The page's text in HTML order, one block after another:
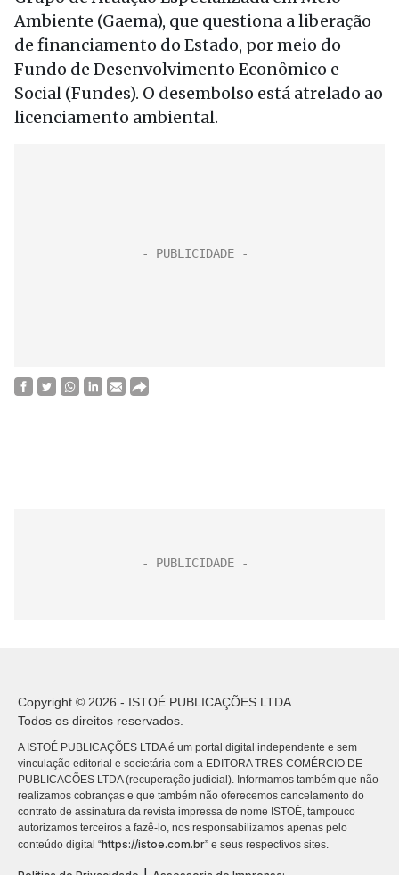
Ambiente (Gaema), que questiona a liberação
de financiamento do Estado, por meio do
Fundo de Desenvolvimento Econômico e
Social (Fundes). O desembolso está atrelado ao
licenciamento ambiental.
Copyright © 2026 - ISTOÉ PUBLICAÇÕES LTDA
Todos os direitos reservados.
A ISTOÉ PUBLICAÇÕES LTDA é um portal digital independente e sem
vinculação editorial e societária com a EDITORA TRES COMÉRCIO DE
PUBLICACÕES LTDA (recuperação judicial). Informamos também que não
realizamos cobranças e que também não oferecemos cancelamento do
contrato de assinatura da revista impressa de nome ISTOÉ, tampouco
autorizamos terceiros a fazê-lo, nos responsabilizamos apenas pelo
conteúdo digital “https://istoe.com.br” e seus respectivos sites.